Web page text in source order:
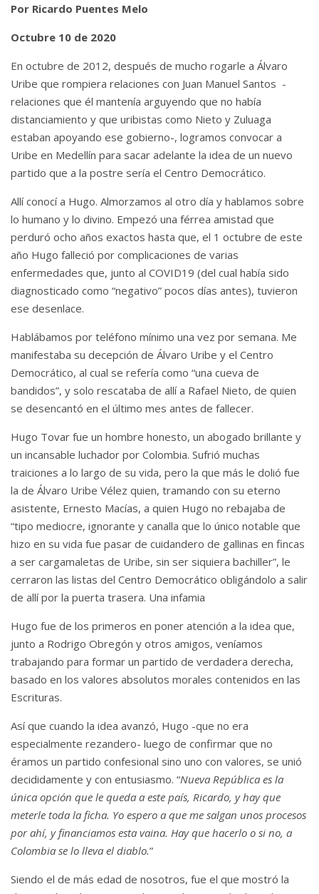
Por Ricardo Puentes Melo
Octubre 10 de 2020
En octubre de 2012, después de mucho rogarle a Álvaro
Uribe que rompiera relaciones con Juan Manuel Santos -
relaciones que él mantenía arguyendo que no había
distanciamiento y que uribistas como Nieto y Zuluaga
estaban apoyando ese gobierno-, logramos convocar a
Uribe en Medellín para sacar adelante la idea de un nuevo
partido que a la postre sería el Centro Democrático.
Allí conocí a Hugo. Almorzamos al otro día y hablamos sobre
lo humano y lo divino. Empezó una férrea amistad que
perduró ocho años exactos hasta que, el 1 octubre de este
año Hugo falleció por complicaciones de varias
enfermedades que, junto al COVID19 (del cual había sido
diagnosticado como “negativo” pocos días antes), tuvieron
ese desenlace.
Hablábamos por teléfono mínimo una vez por semana. Me
manifestaba su decepción de Álvaro Uribe y el Centro
Democrático, al cual se refería como “una cueva de
bandidos”, y solo rescataba de allí a Rafael Nieto, de quien
se desencantó en el último mes antes de fallecer.
Hugo Tovar fue un hombre honesto, un abogado brillante y
un incansable luchador por Colombia. Sufrió muchas
traiciones a lo largo de su vida, pero la que más le dolió fue
la de Álvaro Uribe Vélez quien, tramando con su eterno
asistente, Ernesto Macías, a quien Hugo no rebajaba de
“tipo mediocre, ignorante y canalla que lo único notable que
hizo en su vida fue pasar de cuidandero de gallinas en fincas
a ser cargamaletas de Uribe, sin ser siquiera bachiller”, le
cerraron las listas del Centro Democrático obligándolo a salir
de allí por la puerta trasera. Una infamia
Hugo fue de los primeros en poner atención a la idea que,
junto a Rodrigo Obregón y otros amigos, veníamos
trabajando para formar un partido de verdadera derecha,
basado en los valores absolutos morales contenidos en las
Escrituras.
Así que cuando la idea avanzó, Hugo -que no era
especialmente rezandero- luego de confirmar que no
éramos un partido confesional sino uno con valores, se unió
decididamente y con entusiasmo. “Nueva República es la
única opción que le queda a este país, Ricardo, y hay que
meterle toda la ficha. Yo espero a que me salgan unos procesos
por ahí, y financiamos esta vaina. Hay que hacerlo o si no, a
Colombia se lo lleva el diablo.”
Siendo el de más edad de nosotros, fue el que mostró la